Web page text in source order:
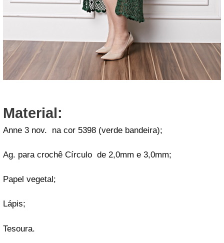
Material:
Anne 3 nov. na cor 5398 (verde bandeira);
Ag. para crochê Círculo de 2,0mm e 3,0mm;
Papel vegetal;
Lápis;
Tesoura.